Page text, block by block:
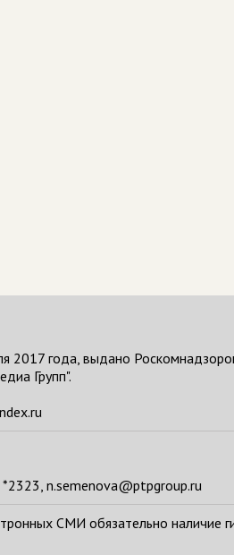
2017 года, выдано
Групп".
n.semenova@ptpgroup.ru
СМИ обязательно наличие